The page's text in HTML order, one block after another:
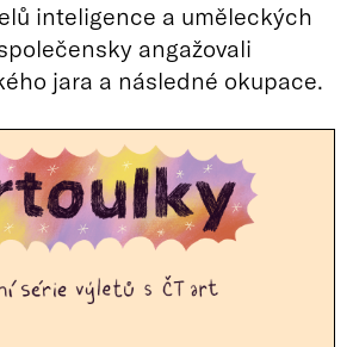
inteligence a uměleckých
angažovali
jara a následné okupace.